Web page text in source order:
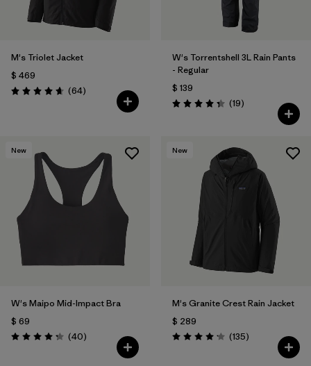
M's Triolet Jacket
$ 469
Valoración: 4.7 / 5
(64Comentarios
)
W's Torrentshell 3L Rain Pants
- Regular
$ 139
Valoración: 4.4 / 5
(19Comentarios
)
New
W's Maipo Mid-Impact Bra
$ 69
Valoración: 4.3 / 5
(40Comentarios
)
New
M's Granite Crest Rain Jacket
$ 289
Valoración: 4.2 / 5
(135Comentarios
)